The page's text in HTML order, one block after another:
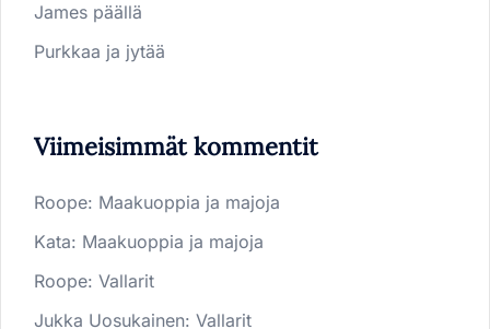
James päällä
Purkkaa ja jytää
Viimeisimmät kommentit
Roope: Maakuoppia ja majoja
Kata: Maakuoppia ja majoja
Roope: Vallarit
Jukka Uosukainen: Vallarit